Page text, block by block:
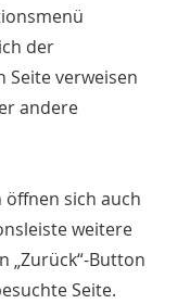
der
Seite verweisen
andere
sich auch
weitere
„Zurück“-Button
Seite.